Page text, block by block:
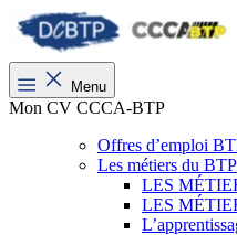
Menu
Mon CV CCCA-BTP
Offres d’emploi
Les métiers du BTP
LES
LES